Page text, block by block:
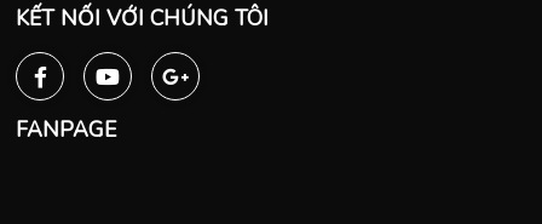
KẾT NỐI VỚI CHÚNG TÔI
FANPAGE